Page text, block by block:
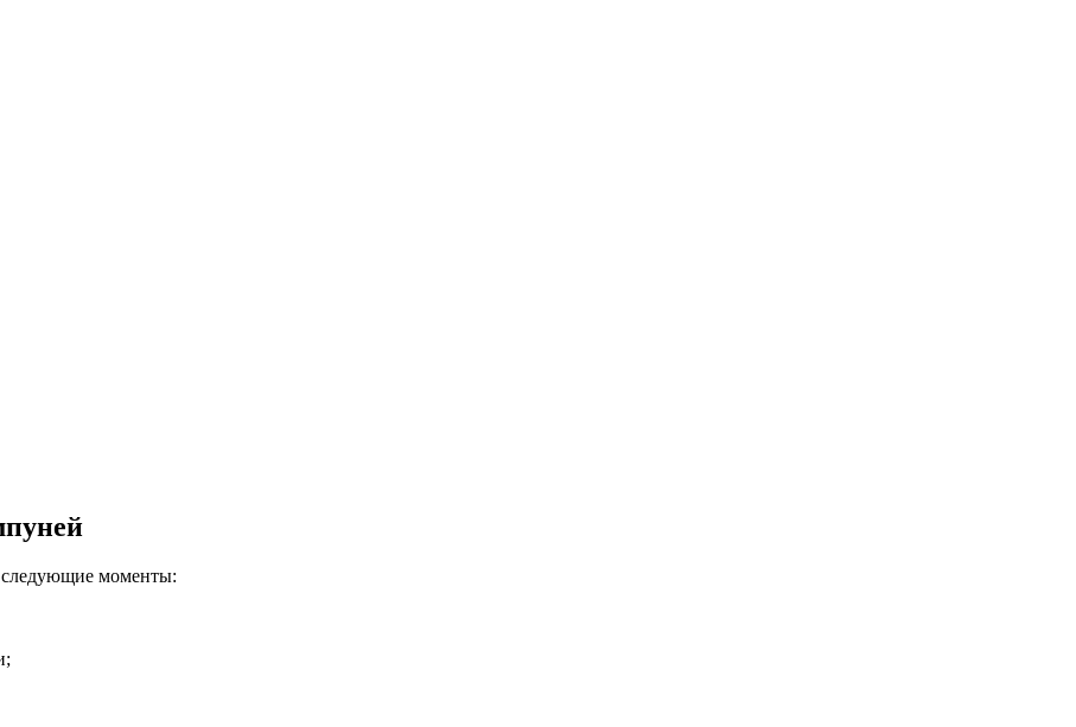
следующие моменты: